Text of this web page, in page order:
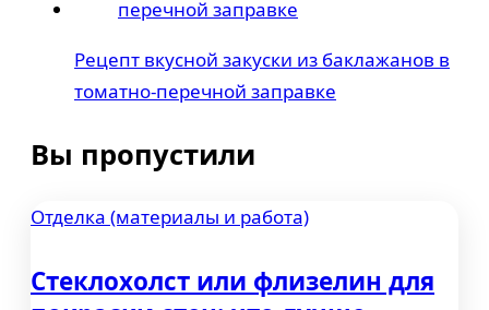
Рецепт вкусной закуски из баклажанов в
томатно-перечной заправке
Вы пропустили
Отделка (материалы и работа)
Стеклохолст или флизелин для